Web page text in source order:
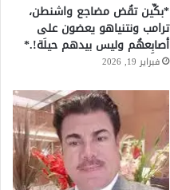
*بكِّين تقُض مضاجع واشنطن،
ترامب ونتنياهو يعضون على
أصابِعهُم وليس بيدهم حيلَة!.*
فبراير 19, 2026